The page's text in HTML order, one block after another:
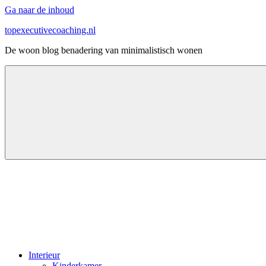
Ga naar de inhoud
topexecutivecoaching.nl
De woon blog benadering van minimalistisch wonen
Interieur